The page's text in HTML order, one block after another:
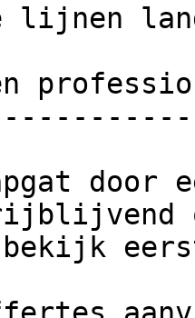
lijnen